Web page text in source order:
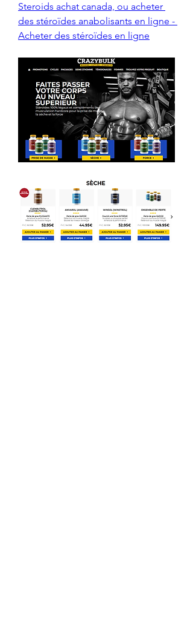
Steroids achat canada, ou acheter
des stéroïdes anabolisants en ligne -
Acheter des stéroïdes en ligne